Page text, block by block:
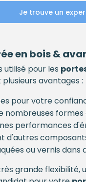
Je trouve un
en bois &
utilisé pour les
avantages :
pour votre
nombreuses
performances
d'autres
ou vernis dans
grande